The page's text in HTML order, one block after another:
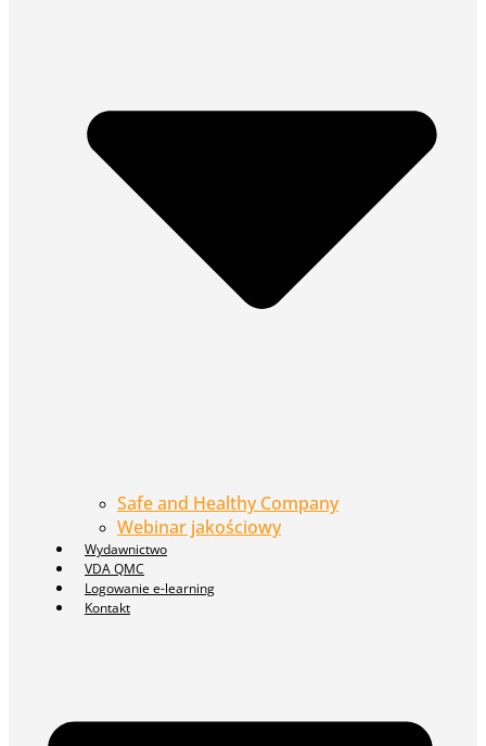
Safe and Healthy Company
Webinar jakościowy
Wydawnictwo
VDA QMC
Logowanie e-learning
Kontakt